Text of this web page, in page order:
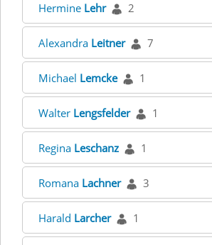
Hermine Lehr 2
Alexandra Leitner 7
Michael Lemcke 1
Walter Lengsfelder 1
Regina Leschanz 1
Romana Lachner 3
Harald Larcher 1